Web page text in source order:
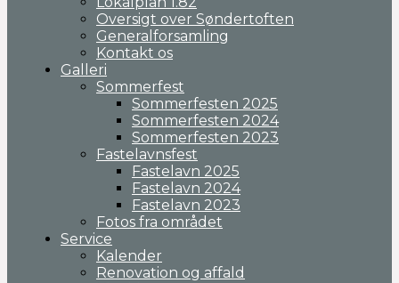
Oversigt over Søndertoften
Generalforsamling
Kontakt os
Galleri
Sommerfest
Sommerfesten 2025
Sommerfesten 2024
Sommerfesten 2023
Fastelavnsfest
Fastelavn 2025
Fastelavn 2024
Fastelavn 2023
Fotos fra området
Service
Kalender
Renovation og affald